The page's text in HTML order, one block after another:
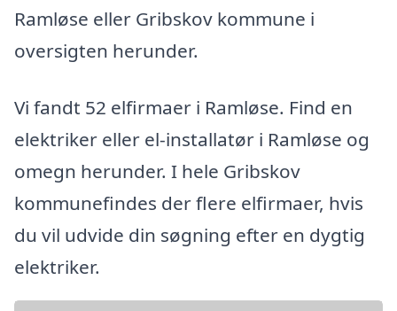
Ramløse eller Gribskov kommune i
oversigten herunder.
Vi fandt 52 elfirmaer i Ramløse. Find en
elektriker eller el-installatør i Ramløse og
omegn herunder. I hele Gribskov
kommunefindes der flere elfirmaer, hvis
du vil udvide din søgning efter en dygtig
elektriker.